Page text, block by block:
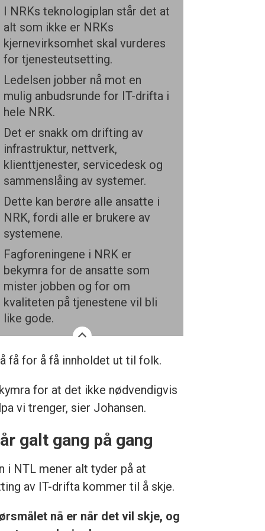
I NRKs teknologiplan står det at
alt som ikke er NRKs
kjernevirksomhet skal vurderes
for tjenesteutsetting.
Ledelsen jobber nå mot en
mulig anbudsrunde for IT-drifta i
hele NRK.
Det er snakk om drifting av
infrastruktur, nettverk,
klienttjenester, servicedesk og
sammenslåing av systemer.
Dette kan berøre alle ansatte i
NRK, fordi alle er brukere av
systemene.
Fagforeningene i NRK er
bekymra for de ansatte som
mister jobben og for om
kvaliteten på tjenestene vil bli
like gode.
få for å få innholdet ut til folk.
for at det ikke nødvendigvis
vi trenger, sier Johansen.
galt gang på gang
i NTL mener alt tyder på at
av IT-drifta kommer til å skje.
nå er når det vil skje, og